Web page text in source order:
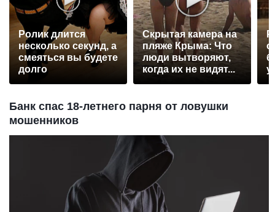
Ролик длится
несколько секунд, а
смеяться вы будете
долго
Скрытая камера на
пляже Крыма: Что
люди вытворяют,
когда их не видят...
Банк спас 18-летнего парня от ловушки
мошенников